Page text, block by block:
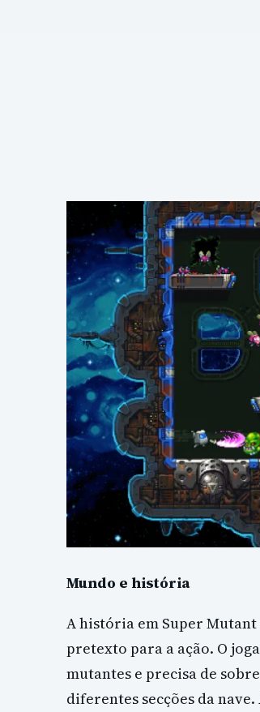
Mundo e história
A história em Super
pretexto para a ação. O
mutantes e precisa de
diferentes secções da